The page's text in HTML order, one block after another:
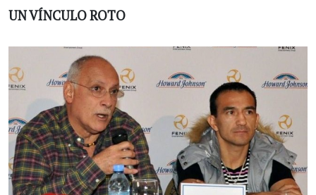
UN VÍNCULO ROTO